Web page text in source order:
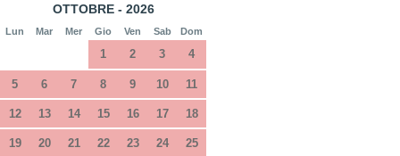
OTTOBRE - 2026
Lun Mar Mer Gio Ven Sab Dom
1 2 3 4
5 6 7 8 9 10 11
12 13 14 15 16 17 18
19 20 21 22 23 24 25